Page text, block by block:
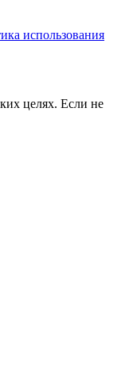
использования
целях. Если не